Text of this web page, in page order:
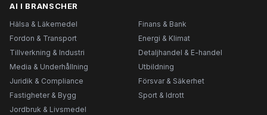
AI I BRANSCHER
Hälsa & Läkemedel
Finans & Bank
Fordon & Transport
Energi & Klimat
Tillverkning & Industri
Detaljhandel & E-handel
Media & Underhållning
Utbildning
Juridik & Compliance
Försvar & Säkerhet
Fastigheter & Bygg
Sport & Idrott
Jordbruk & Livsmedel